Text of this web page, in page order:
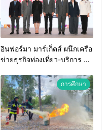
อินฟอร์มา มาร์เก็ตส์ ผนึกเครือ
ข่ายธุรกิจท่องเที่ยว-บริการ จัด
2026 เชื่อม 4 งานใหญ่ สร้าง
โอกาสธุรกิจครบวงจร ด้วย
ครับ
การศึกษา